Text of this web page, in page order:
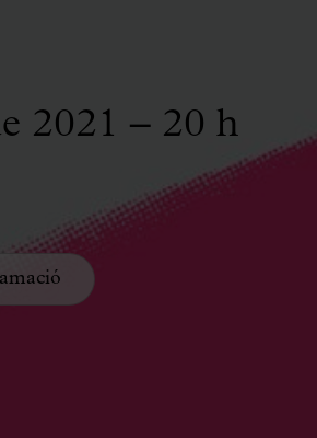
2021 – 20 h